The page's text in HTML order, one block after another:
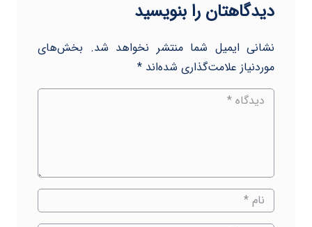
دیدگاهتان را بنویسید
نشانی ایمیل شما منتشر نخواهد شد. بخش‌های
موردنیاز علامت‌گذاری شده‌اند *